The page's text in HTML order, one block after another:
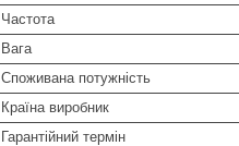
Частота
Вага
Споживана потужність
Країна виробник
Гарантійний термін